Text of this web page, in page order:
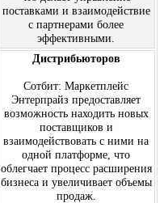
поставками и взаимодействие
с партнерами более
эффективными.
Дистрибьюторов
Сотбит: Маркетплейс
Энтерпрайз предоставляет
возможность находить новых
поставщиков и
взаимодействовать с ними на
одной платформе, что
облегчает процесс расширения
бизнеса и увеличивает объемы
продаж.